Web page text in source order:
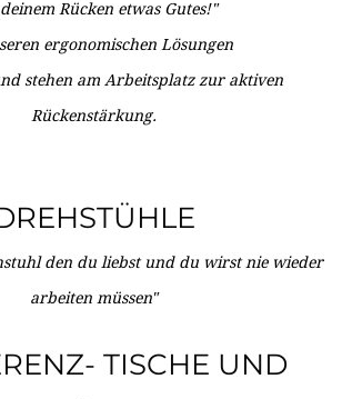
Rücken etwas Gutes!"
ergonomischen Lösungen
stehen am Arbeitsplatz zur aktiven
Rückenstärkung.
den du liebst und du wirst nie wieder
arbeiten müssen"
TISCHE UND